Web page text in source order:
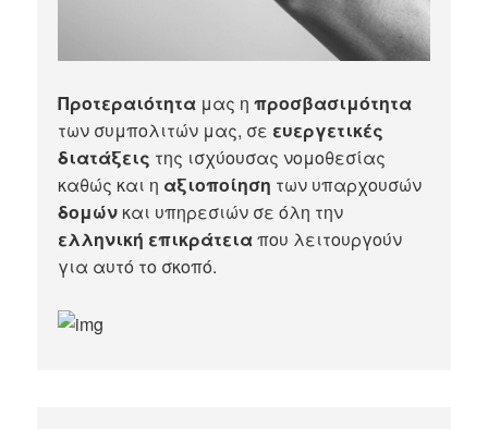
Προτεραιότητα μας ηπροσβασιμότητα
των συμπολιτών μας, σε ευεργετικές
διατάξεις της ισχύουσας νομοθεσίας
καθώς και η αξιοποίηση των υπαρχουσών
δομών και υπηρεσιών σε όλη την
ελληνική επικράτειαπου λειτουργούν
για αυτό το σκοπό.​